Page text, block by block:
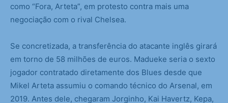
como “Fora, Arteta”, em protesto contra mais uma
negociação com o rival Chelsea.
Se concretizada, a transferência do atacante inglês girará
em torno de 58 milhões de euros. Madueke seria o sexto
jogador contratado diretamente dos Blues desde que
Mikel Arteta assumiu o comando técnico do Arsenal, em
2019. Antes dele, chegaram Jorginho, Kai Havertz, Kepa,